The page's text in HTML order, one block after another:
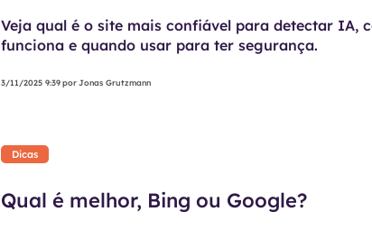
Veja qual é o site mais confiável para detectar IA,
funciona e quando usar para ter segurança.
3/11/2025 9:39porJonas Grutzmann
Dicas
Qual é melhor, Bing ou Google?